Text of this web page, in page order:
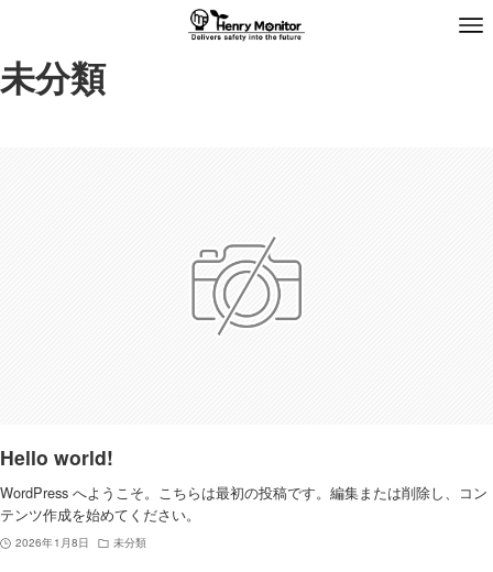
未分類
Hello world!
WordPress へようこそ。こちらは最初の投稿です。編集または削除し、コン
テンツ作成を始めてください。
2026年1月8日 未分類